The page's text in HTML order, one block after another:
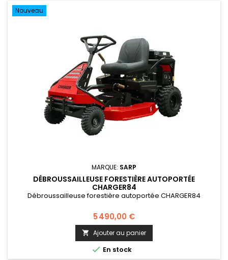
Nouveau
MARQUE: SARP
DÉBROUSSAILLEUSE FORESTIÈRE AUTOPORTÉE
CHARGER84
Débroussailleuse forestière autoportée CHARGER84
5 490,00 €
 Ajouter au panier
 En stock